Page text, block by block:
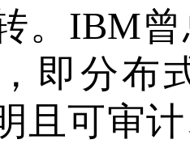
。IBM
即分布
且可审